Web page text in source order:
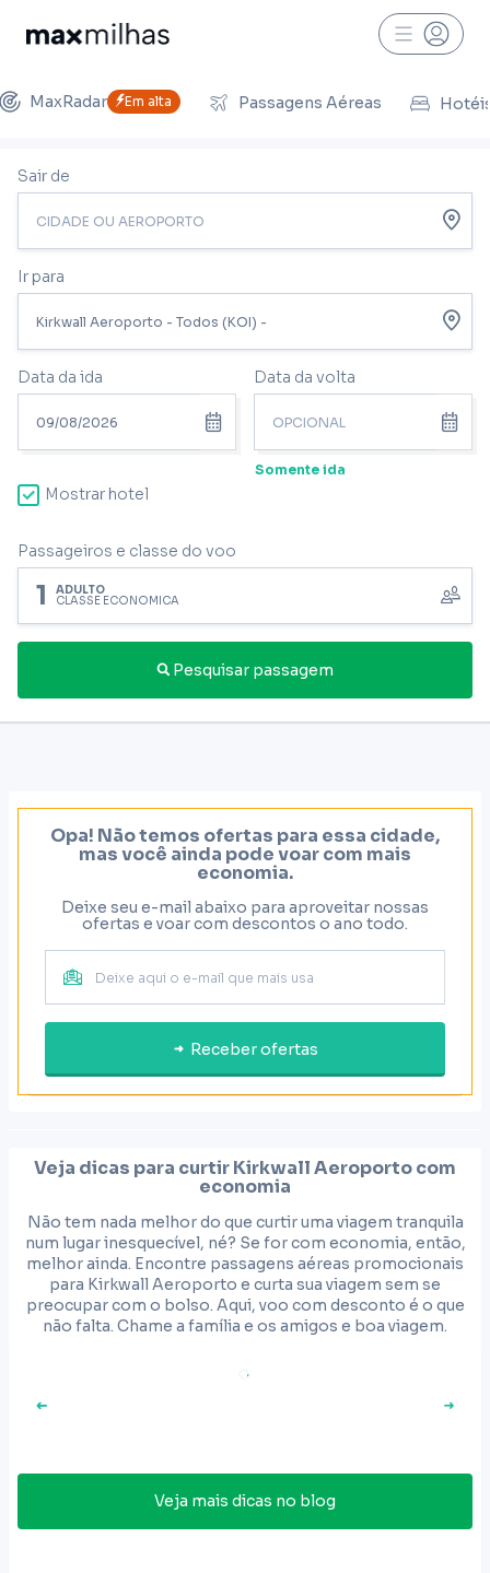
MaxRadar Em alta Passagens Aéreas
Sair de
Ir para
Data da ida Data da volta
Somente ida
Mostrar hotel
Passageiros e classe do voo
1 ADULTO
CLASSE ECONÔMICA
Pesquisar passagem
Opa! Não temos ofertas para essa cidade,
mas você ainda pode voar com mais
economia.
Deixe seu e-mail abaixo para aproveitar nossas
ofertas e voar com descontos o ano todo.
Receber ofertas
Veja dicas para curtirKirkwall Aeroportocom
economia
Não tem nada melhor do que curtir uma viagem tranquila
num lugar inesquecível, né? Se for com economia, então,
melhor ainda. Encontre passagens aéreas promocionais
para Kirkwall Aeroporto e curta sua viagem sem se
preocupar com o bolso. Aqui, voo com desconto é o que
não falta. Chame a família e os amigos e boa viagem.
Veja mais dicas no blog